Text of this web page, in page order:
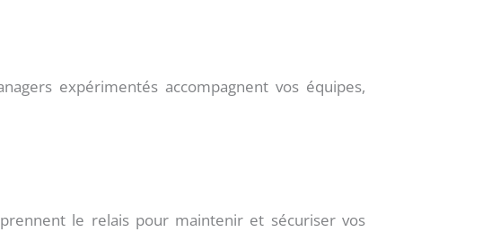
expérimentés accompagnent vos équipes,
le relais pour maintenir et sécuriser vos